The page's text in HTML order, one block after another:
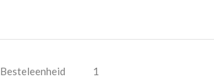
Besteleenheid
1